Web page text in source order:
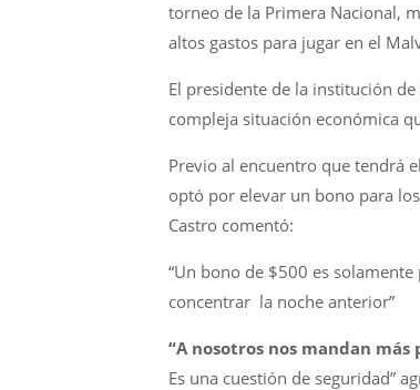
torneo de la Primera Nacional,
altos gastos para jugar en el
El presidente de la institución
compleja situación económica
Previo al encuentro que tendrá
optó por elevar un bono para
Castro comentó:
“Un bono de $500 es
concentrar la noche anterior”
“A nosotros nos mandan
Es una cuestión de seguridad”